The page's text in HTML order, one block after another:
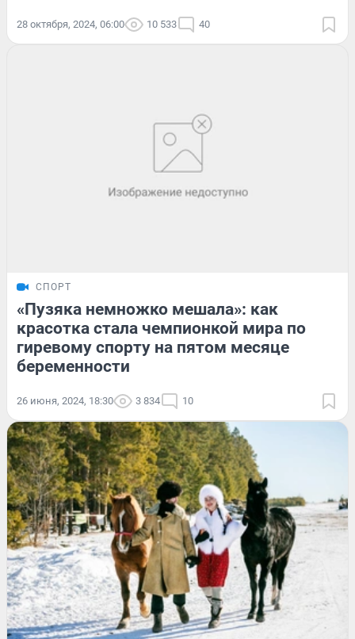
28 октября, 2024, 06:00 10 533 40
СПОРТ
«Пузяка немножко мешала»: как
красотка стала чемпионкой мира по
гиревому спорту на пятом месяце
беременности
26 июня, 2024, 18:30 3 834 10